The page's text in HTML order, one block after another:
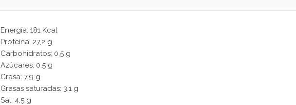
Energía: 181 Kcal
Proteína: 27,2 g
Carbohidratos: 0,5 g
Azúcares: 0,5 g
Grasa: 7,9 g
Grasas saturadas: 3,1 g
Sal: 4,5 g